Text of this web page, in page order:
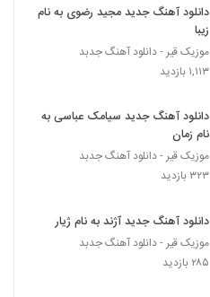
دانلود آهنگ جدید مجید رضوی به نام
زیبا
موزیک قیر - دانلود آهنگ جدبد
۱,۱۱۳ بازدید
دانلود آهنگ جدید سیامک عباسی به
نام زمان
موزیک قیر - دانلود آهنگ جدبد
۳۲۳ بازدید
دانلود آهنگ جدید آژند به نام ژیار
موزیک قیر - دانلود آهنگ جدبد
۲۸۵ بازدید